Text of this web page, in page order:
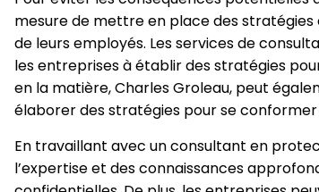
mesure de mettre en place des
de leurs employés. Les services de
les entreprises à établir des stratégies
en la matière, Charles Groleau, peut
élaborer des stratégies pour se
En travaillant avec un consultant en
l’expertise et des connaissances